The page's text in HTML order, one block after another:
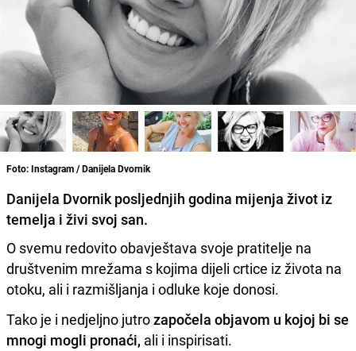
Foto: Instagram / Danijela Dvornik
Danijela Dvornik posljednjih godina mijenja život iz
temelja i živi svoj san.
O svemu redovito obavještava svoje pratitelje na
društvenim mrežama s kojima dijeli crtice iz života na
otoku, ali i razmišljanja i odluke koje donosi.
Tako je i nedjeljno jutrozapočela objavom u kojoj bi se
mnogi mogli pronaći, ali i inspirisati.